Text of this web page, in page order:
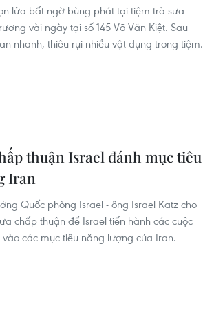
lửa bất ngờ bùng phát tại tiệm trà sữa
vài ngày tại số 145 Võ Văn Kiệt. Sau
nhanh, thiêu rụi nhiều vật dụng trong tiệm.
thuận Israel đánh mục tiêu
Iran
Quốc phòng Israel - ông Israel Katz cho
chấp thuận để Israel tiến hành các cuộc
các mục tiêu năng lượng của Iran.